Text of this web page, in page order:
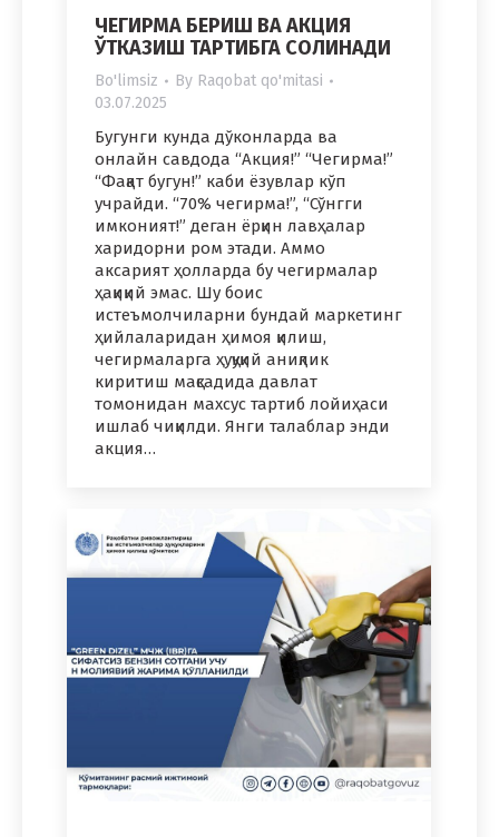
ЧЕГИРМА БЕРИШ ВА АКЦИЯ
ЎТКАЗИШ ТАРТИБГА СОЛИНАДИ
Bo'limsiz By Raqobat qo'mitasi
03.07.2025
Бугунги кунда дўконларда ва
онлайн савдода “Акция!” “Чегирма!”
“Фақат бугун!” каби ёзувлар кўп
учрайди. “70% чегирма!”, “Сўнгги
имконият!” деган ёрқин лавҳалар
харидорни ром этади. Аммо
аксарият ҳолларда бу чегирмалар
ҳақиқий эмас. Шу боис
истеъмолчиларни бундай маркетинг
ҳийлаларидан ҳимоя қилиш,
чегирмаларга ҳуқуқий аниқлик
киритиш мақсадида давлат
томонидан махсус тартиб лойиҳаси
ишлаб чиқилди. Янги талаблар энди
акция…